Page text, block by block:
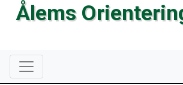
Ålems